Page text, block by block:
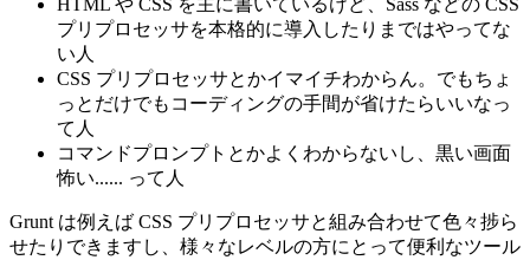
HTML や CSS を主に書いているけど、Sass などの CSS
プリプロセッサを本格的に導入したりまではやってな
い人
CSS プリプロセッサとかイマイチわからん。でもちょ
っとだけでもコーディングの手間が省けたらいいなっ
て人
コマンドプロンプトとかよくわからないし、黒い画面
怖い...... って人
Grunt は例えば CSS プリプロセッサと組み合わせて色々捗ら
せたりできますし、様々なレベルの方にとって便利なツール